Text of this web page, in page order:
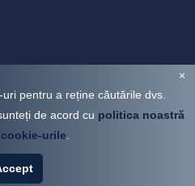
Sviatoslav
pentru a reține căutările dvs.
de acord cu politica noastră
urile
×